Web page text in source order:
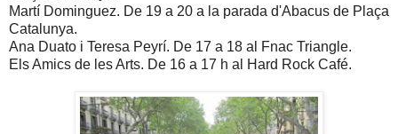
Martí Dominguez. De 19 a 20 a la parada d'Abacus de Plaça
Catalunya.
Ana Duato i Teresa Peyrí. De 17 a 18 al Fnac Triangle.
Els Amics de les Arts. De 16 a 17 h al Hard Rock Café.